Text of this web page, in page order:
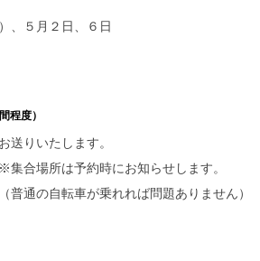
、５月２日、６日
程度）
送りいたします。
合場所は予約時にお知らせします。
通の自転車が乗れれば問題ありません）